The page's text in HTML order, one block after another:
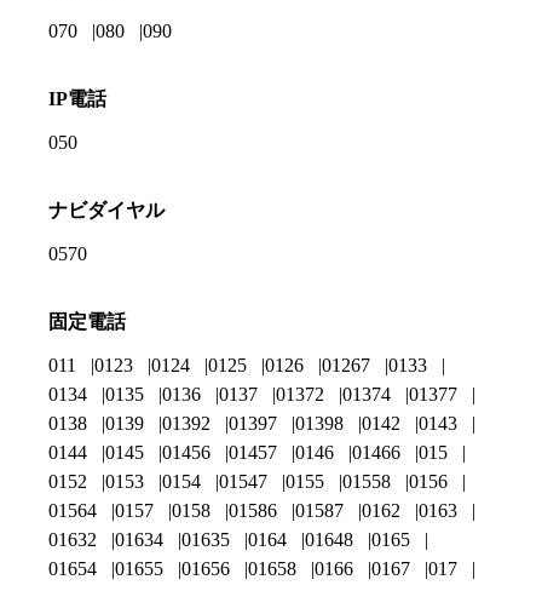
070 080 090
IP電話
050
ナビダイヤル
0570
固定電話
011 0123 0124 0125 0126 01267
0133
0134
0135 0136 0137 01372 01374
01377
0138
0139 01392 01397 01398 0142
0143
0144
0145 01456 01457 0146 01466
015
0152
0153 0154 01547 0155 01558
0156
01564
0157 0158 01586 01587 0162
0163
01632
01634 01635 0164 01648
0165
01654
01655 01656 01658 0166 0167
017